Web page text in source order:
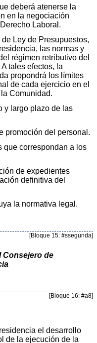
deberá atenerse la
en la negociación
Laboral.
Ley de Presupuestos,
las normas y
régimen retributivo del
tales efectos, la
propondrá los límites
de cada ejercicio en el
Comunidad.
y largo plazo de las
promoción del personal.
que correspondan a los
de expedientes
definitiva del
la normativa legal.
[Bloque 15: #ssegunda]
Consejero de
[Bloque 16: #a8]
el desarrollo
de la ejecución de la